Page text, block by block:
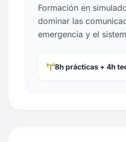
Formación en
dominar las
emergencia y el
8h prácticas + 4h